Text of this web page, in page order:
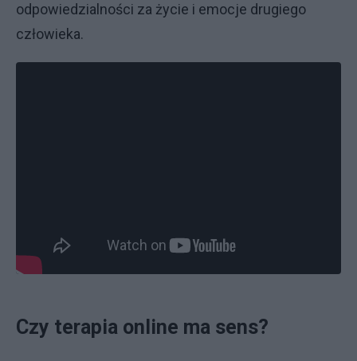
odpowiedzialności za życie i emocje drugiego
człowieka.
Czy terapia online ma sens?